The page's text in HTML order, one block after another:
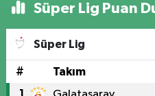
Süper Lig Puan
Süper Lig
# Takım
1